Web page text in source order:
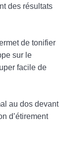
des résultats
de tonifier
sur le
facile de
au dos devant
d’étirement